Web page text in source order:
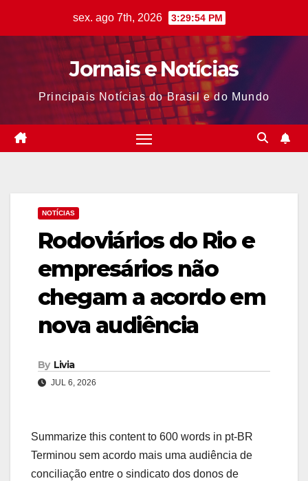
sex. ago 7th, 2026 3:29:54 PM
Jornais e Notícias
Principais Notícias do Brasil e do Mundo
NOTÍCIAS
Rodoviários do Rio e
empresários não
chegam a acordo em
nova audiência
By Livia
JUL 6, 2026
Summarize this content to 600 words in pt-BR
Terminou sem acordo mais uma audiência de
conciliação entre o sindicato dos donos de